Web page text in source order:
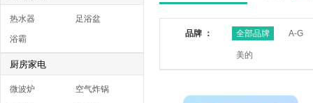
热水器 足浴盆
浴霸
厨房家电
微波炉 空气炸锅
品牌 ： 全部品牌 A-G
美的